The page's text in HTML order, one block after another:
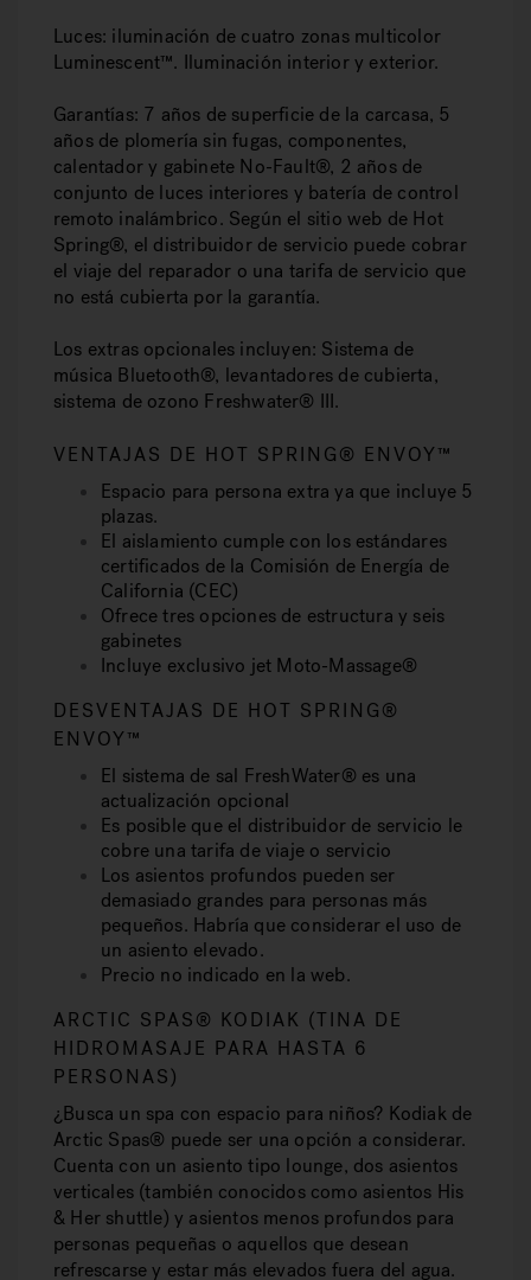
Luces: iluminación de cuatro zonas multicolor
Luminescent™. Iluminación interior y exterior.
Garantías: 7 años de superficie de la carcasa, 5
años de plomería sin fugas, componentes,
calentador y gabinete No-Fault®, 2 años de
conjunto de luces interiores y batería de control
remoto inalámbrico. Según el sitio web de Hot
Spring®, el distribuidor de servicio puede cobrar
el viaje del reparador o una tarifa de servicio que
no está cubierta por la garantía.
Los extras opcionales incluyen: Sistema de
música Bluetooth®, levantadores de cubierta,
sistema de ozono Freshwater® III.
VENTAJAS DE HOT SPRING® ENVOY™
Espacio para persona extra ya que incluye 5
plazas.
El aislamiento cumple con los estándares
certificados de la Comisión de Energía de
California (CEC)
Ofrece tres opciones de estructura y seis
gabinetes
Incluye exclusivo jet Moto-Massage®
DESVENTAJAS DE HOT SPRING®
ENVOY™
El sistema de sal FreshWater® es una
actualización opcional
Es posible que el distribuidor de servicio le
cobre una tarifa de viaje o servicio
Los asientos profundos pueden ser
demasiado grandes para personas más
pequeños. Habría que considerar el uso de
un asiento elevado.
Precio no indicado en la web.
ARCTIC SPAS® KODIAK (TINA DE
HIDROMASAJE PARA HASTA 6
PERSONAS)
¿Busca un spa con espacio para niños? Kodiak de
Arctic Spas® puede ser una opción a considerar.
Cuenta con un asiento tipo lounge, dos asientos
verticales (también conocidos como asientos His
& Her shuttle) y asientos menos profundos para
personas pequeñas o aquellos que desean
refrescarse y estar más elevados fuera del agua.